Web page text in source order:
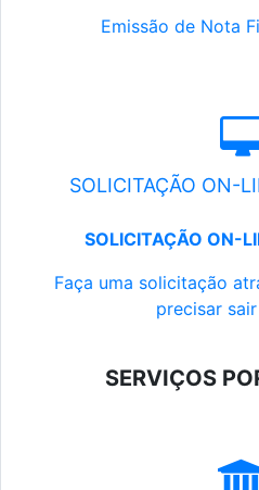
Emissão de Nota
SOLICITAÇÃO ON-
SOLICITAÇÃO ON-
Faça uma solicitação
precisar
SERVIÇOS